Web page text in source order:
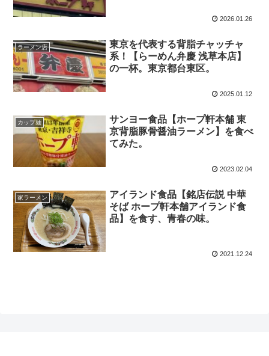
2026.01.26
ラーメン店
東京を代表する背脂チャッチャ
系！【らーめん弁慶 浅草本店】
の一杯。東京都台東区。
2025.01.12
カップ麺
サンヨー食品【ホープ軒本舗 東
京背脂豚骨醤油ラーメン】を食べ
てみた。
2023.02.04
家ラーメン
アイランド食品【銘店伝説 中華
そば ホープ軒本舗アイランド食
品】を食す、青春の味。
2021.12.24